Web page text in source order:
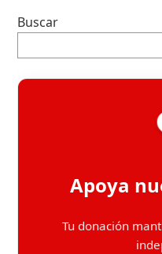
Buscar
Apoya
Tu donación